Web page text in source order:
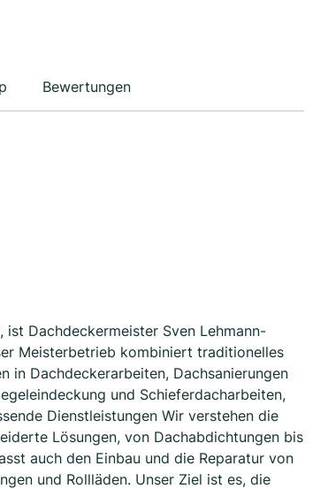
Bewertungen
Dachdeckermeister Sven Lehmann-
Meisterbetrieb kombiniert traditionelles
in Dachdeckerarbeiten, Dachsanierungen
und Schieferdacharbeiten,
Dienstleistungen Wir verstehen die
Lösungen, von Dachabdichtungen bis
auch den Einbau und die Reparatur von
und Rollläden. Unser Ziel ist es, die